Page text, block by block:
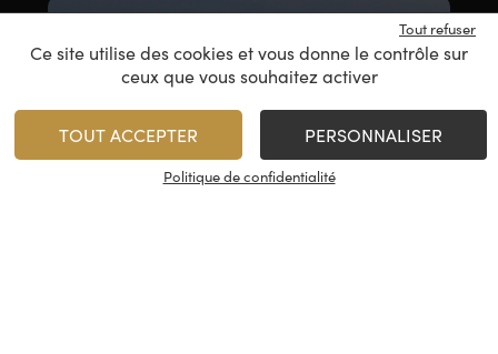
Ce site utilise des cookies et vous donne le contrôle sur
ceux que vous souhaitez activer
TOUT ACCEPTER
Tout refuser
PERSONNALISER
Politique de confidentialité